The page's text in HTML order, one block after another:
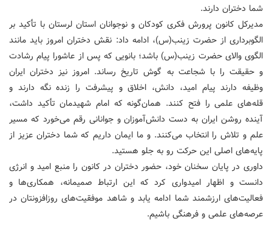
شما دختران دارند.
مدیرکل کانون پرورش فکری کودکان و نوجوانان استان لرستان با تأکید بر
الگوبرداری از حضرت زینب(س)، ادامه داد: نقش دختران امروز باید مانند
الگوی والای حضرت زینب(س) باشد؛ بانویی که پس از عاشورا پیام رشادت
و حقیقت را با شجاعت به گوش تاریخ رساند. امروز نیز دختران ایران
وظیفه دارند پیام امید، دانش، اخلاق و پیشرفت را زنده نگه دارند و
قله‌های علمی را فتح کنند. همان‌گونه که امام شهیدمان تأکید داشت،
آینده روشن ایران به دست دانش‌آموزان و جوانانی رقم می‌خورد که مسیر
علم و تلاش را انتخاب می‌کنند. و ما ایمان داریم که شما دختران عزیز از
پایه‌های اصلی این حرکت رو به جلو هستید.
داوری در پایان سخنان خود، حضور دختران در کانون را منبع امید و انرژی
دانست و اظهار امیدواری کرد که این ارتباط صمیمانه، همکاری‌ها و
فعالیت‌های ارزشمند شما ادامه یابد و شاهد موفقیت‌های روزافزونتان در
عرصه‌های علمی و فرهنگی باشیم.